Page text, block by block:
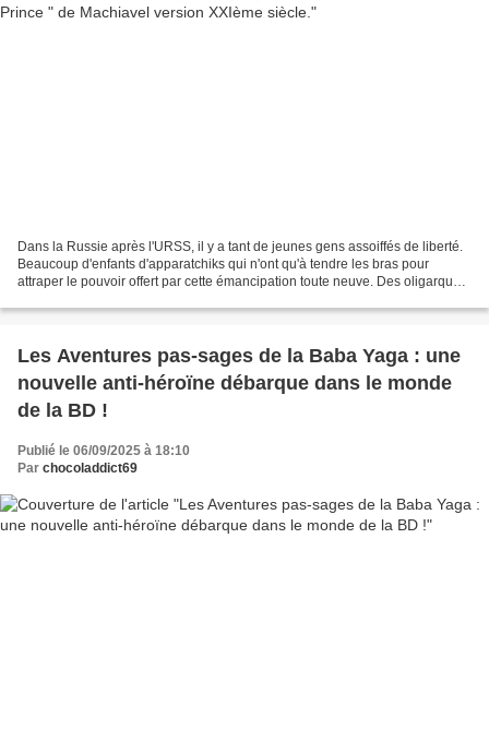
Dans la Russie après l'URSS, il y a tant de jeunes gens assoiffés de liberté.
Beaucoup d'enfants d'apparatchiks qui n'ont qu'à tendre les bras pour
attraper le pouvoir offert par cette émancipation toute neuve. Des oligarques
Les Aventures pas-sages de la Baba Yaga : une
nouvelle anti-héroïne débarque dans le monde
de la BD !
Publié le 06/09/2025 à 18:10
Par chocoladdict69